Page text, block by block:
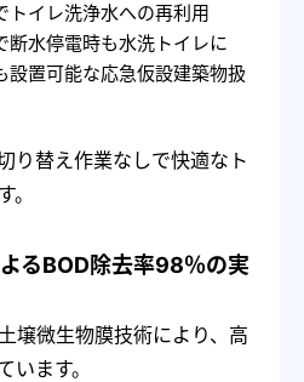
トイレ洗浄水への再利用
断水停電時も水洗トイレに
設置可能な応急仮設建築物扱
り替え作業なしで快適なト
るBOD除去率98％の実
壌微生物膜技術により、高
います。